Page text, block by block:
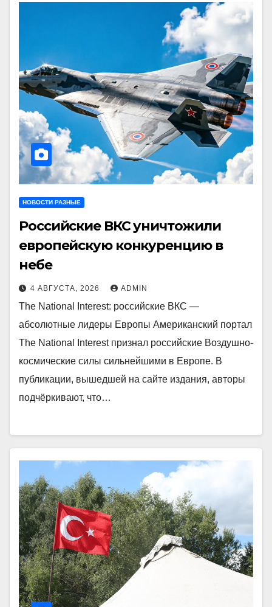
НОВОСТИ РАЗНЫЕ
Российские ВКС уничтожили
европейскую конкуренцию в
небе
4 АВГУСТА, 2026 ADMIN
The National Interest: российские ВКС —
абсолютные лидеры Европы Американский портал
The National Interest признал российские Воздушно-
космические силы сильнейшими в Европе. В
публикации, вышедшей на сайте издания, авторы
подчёркивают, что…